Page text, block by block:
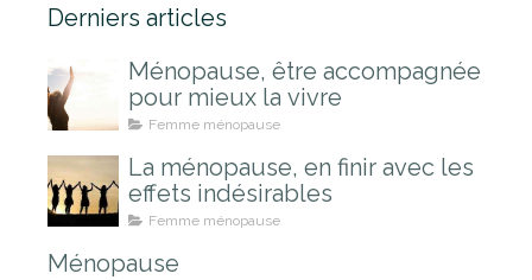
Derniers articles
Ménopause, être accompagnée
pour mieux la vivre
Femme ménopause
La ménopause, en finir avec les
effets indésirables
Femme ménopause
Ménopause